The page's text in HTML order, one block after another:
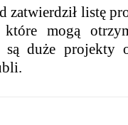
zatwierdził listę
mogą
duże projekty